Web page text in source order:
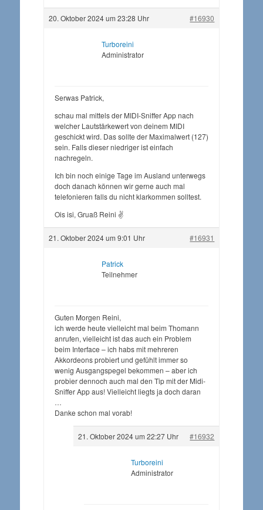
20. Oktober 2024 um 23:28 Uhr #16930
Turboreini
Administrator
Serwas Patrick,
schau mal mittels der MIDI-Sniffer App nach
welcher Lautstärkewert von deinem MIDI
geschickt wird. Das sollte der Maximalwert (127)
sein. Falls dieser niedriger ist einfach
nachregeln.
Ich bin noch einige Tage im Ausland unterwegs
doch danach können wir gerne auch mal
telefonieren falls du nicht klarkommen solltest.
Ois isi, Gruaß Reini ✌️
21. Oktober 2024 um 9:01 Uhr #16931
Patrick
Teilnehmer
Guten Morgen Reini,
ich werde heute vielleicht mal beim Thomann
anrufen, vielleicht ist das auch ein Problem
beim Interface – ich habs mit mehreren
Akkordeons probiert und gefühlt immer so
wenig Ausgangspegel bekommen – aber ich
probier dennoch auch mal den Tip mit der Midi-
Sniffer App aus! Vielleicht liegts ja doch daran
…
Danke schon mal vorab!
21. Oktober 2024 um 22:27 Uhr #16932
Turboreini
Administrator